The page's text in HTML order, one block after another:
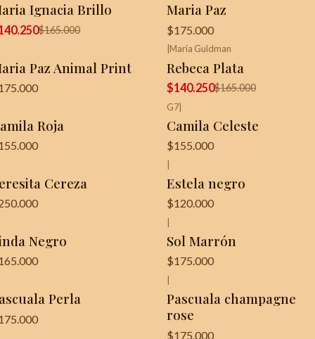
Ignacia Brillo
$165.000
Maria Paz
$175.000
Paz Animal Print
-15%
Maria Guldman
Rebeca Plata
$140.250$165.000
Roja
G7|
Camila Celeste
$155.000
Cereza Estela negro
$120.000
Negro Sol Marrón
$175.000
Perla
Pascuala champagne
rose
$175.000